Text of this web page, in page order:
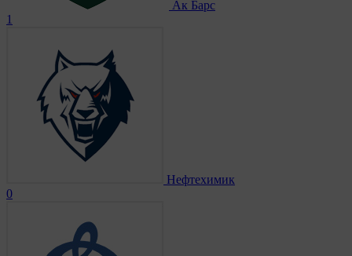
Ак Барс
1
Нефтехимик
0